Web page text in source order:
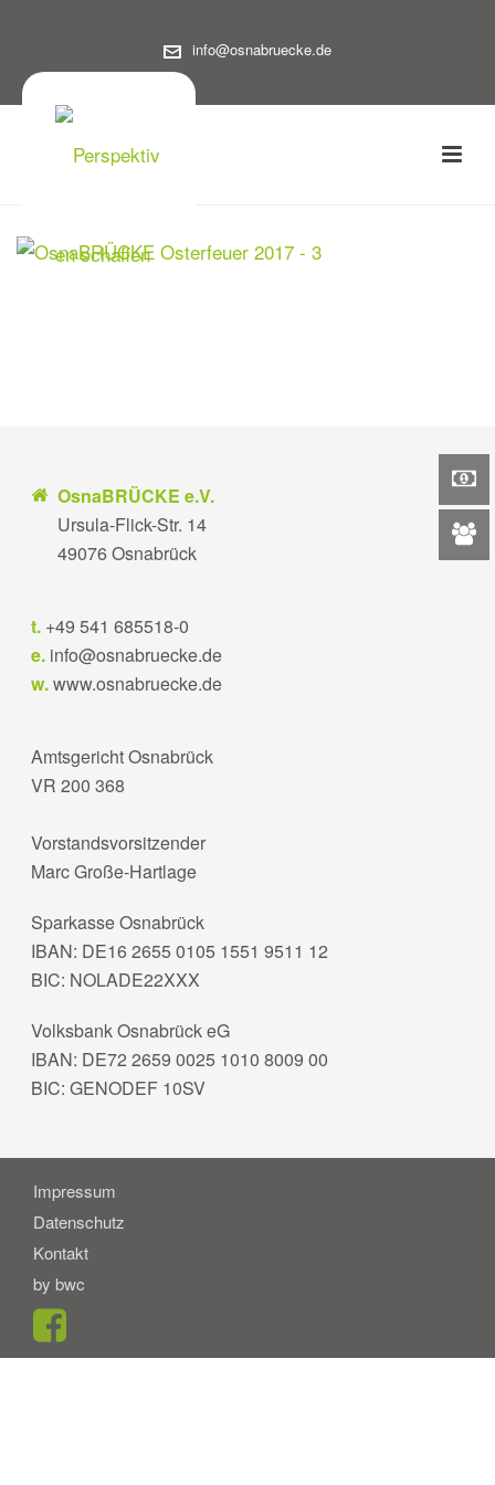
info@osnabruecke.de
OsnaBRÜCKE e.V.
Ursula-Flick-Str. 14
49076 Osnabrück
t. +49 541 685518-0
e. info@osnabruecke.de
w.www.osnabruecke.de
Amtsgericht Osnabrück
VR 200 368
Vorstandsvorsitzender
Marc Große-Hartlage
Sparkasse Osnabrück
IBAN: DE16 2655 0105 1551 9511 12
BIC: NOLADE22XXX
Volksbank Osnabrück eG
IBAN: DE72 2659 0025 1010 8009 00
BIC: GENODEF 10SV
Impressum
Datenschutz
Kontakt
by bwc